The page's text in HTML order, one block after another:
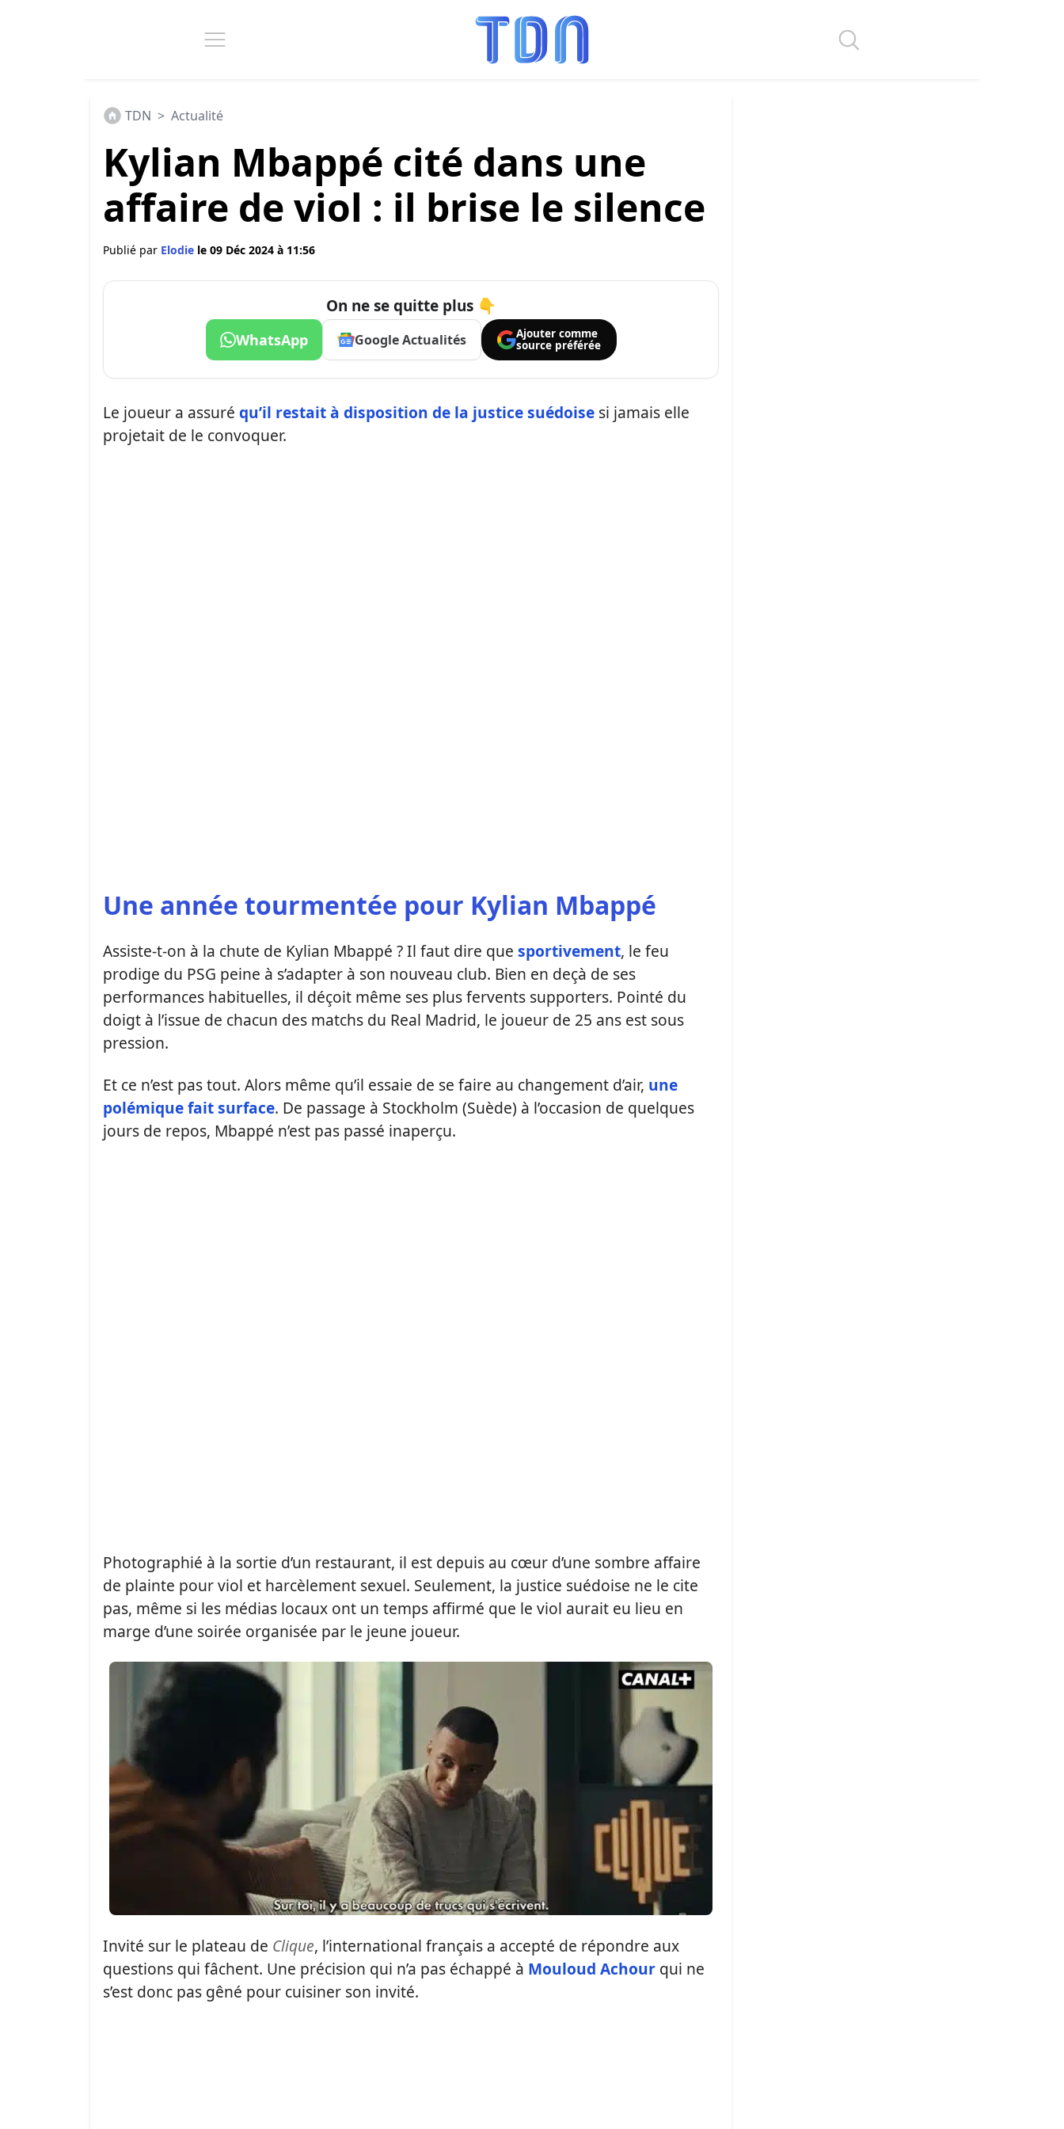
TDN > Actualité
Kylian Mbappé cité dans une
affaire de viol : il brise le silence
Publié par Elodie le 09 Déc 2024 à 11:56
On ne se quitte plus 👇
WhatsApp Google Actualités
Ajouter comme
source préférée
Le joueur a assuré qu’il restait à disposition de la justice suédoise si jamais elle
projetait de le convoquer.
Une année tourmentée pour Kylian Mbappé
Assiste-t-on à la chute de Kylian Mbappé ? Il faut dire que sportivement, le feu
prodige du PSG peine à s’adapter à son nouveau club. Bien en deçà de ses
performances habituelles, il déçoit même ses plus fervents supporters. Pointé du
doigt à l’issue de chacun des matchs du Real Madrid, le joueur de 25 ans est sous
pression.
Et ce n’est pas tout. Alors même qu’il essaie de se faire au changement d’air, une
polémique fait surface. De passage à Stockholm (Suède) à l’occasion de quelques
jours de repos, Mbappé n’est pas passé inaperçu.
Photographié à la sortie d’un restaurant, il est depuis au cœur d’une sombre affaire
de plainte pour viol et harcèlement sexuel. Seulement, la justice suédoise ne le cite
pas, même si les médias locaux ont un temps affirmé que le viol aurait eu lieu en
marge d’une soirée organisée par le jeune joueur.
Invité sur le plateau de Clique, l’international français a accepté de répondre aux
questions qui fâchent. Une précision qui n’a pas échappé à Mouloud Achour qui ne
s’est donc pas gêné pour cuisiner son invité.